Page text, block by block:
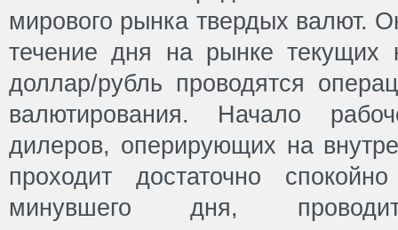
мирового рынка твердых валют.
течение дня на рынке текущих
доллар/рубль проводятся
валютирования. Начало
дилеров, оперирующих на
проходит достаточно
минувшего дня,